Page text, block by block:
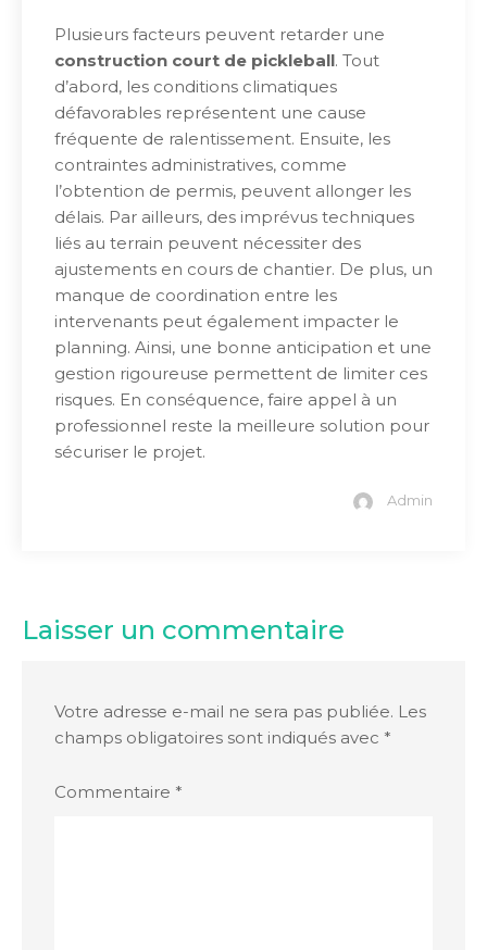
Plusieurs facteurs peuvent retarder une
construction court de pickleball. Tout
d’abord, les conditions climatiques
défavorables représentent une cause
fréquente de ralentissement. Ensuite, les
contraintes administratives, comme
l’obtention de permis, peuvent allonger les
délais. Par ailleurs, des imprévus techniques
liés au terrain peuvent nécessiter des
ajustements en cours de chantier. De plus, un
manque de coordination entre les
intervenants peut également impacter le
planning. Ainsi, une bonne anticipation et une
gestion rigoureuse permettent de limiter ces
risques. En conséquence, faire appel à un
professionnel reste la meilleure solution pour
sécuriser le projet.
Admin
Laisser un commentaire
Votre adresse e-mail ne sera pas publiée. Les
champs obligatoires sont indiqués avec *
Commentaire *